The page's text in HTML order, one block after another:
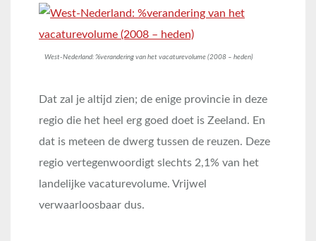
West-Nederland: %verandering van het vacaturevolume (2008 – heden)
Dat zal je altijd zien; de enige provincie in deze
regio die het heel erg goed doet is Zeeland. En
dat is meteen de dwerg tussen de reuzen. Deze
regio vertegenwoordigt slechts 2,1% van het
landelijke vacaturevolume. Vrijwel
verwaarloosbaar dus.